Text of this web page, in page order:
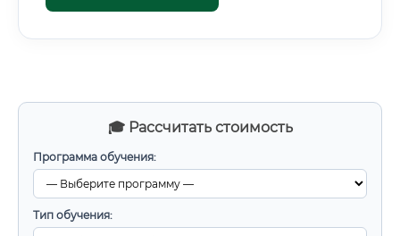
🎓 Рассчитать стоимость
Программа обучения:
Тип обучения: